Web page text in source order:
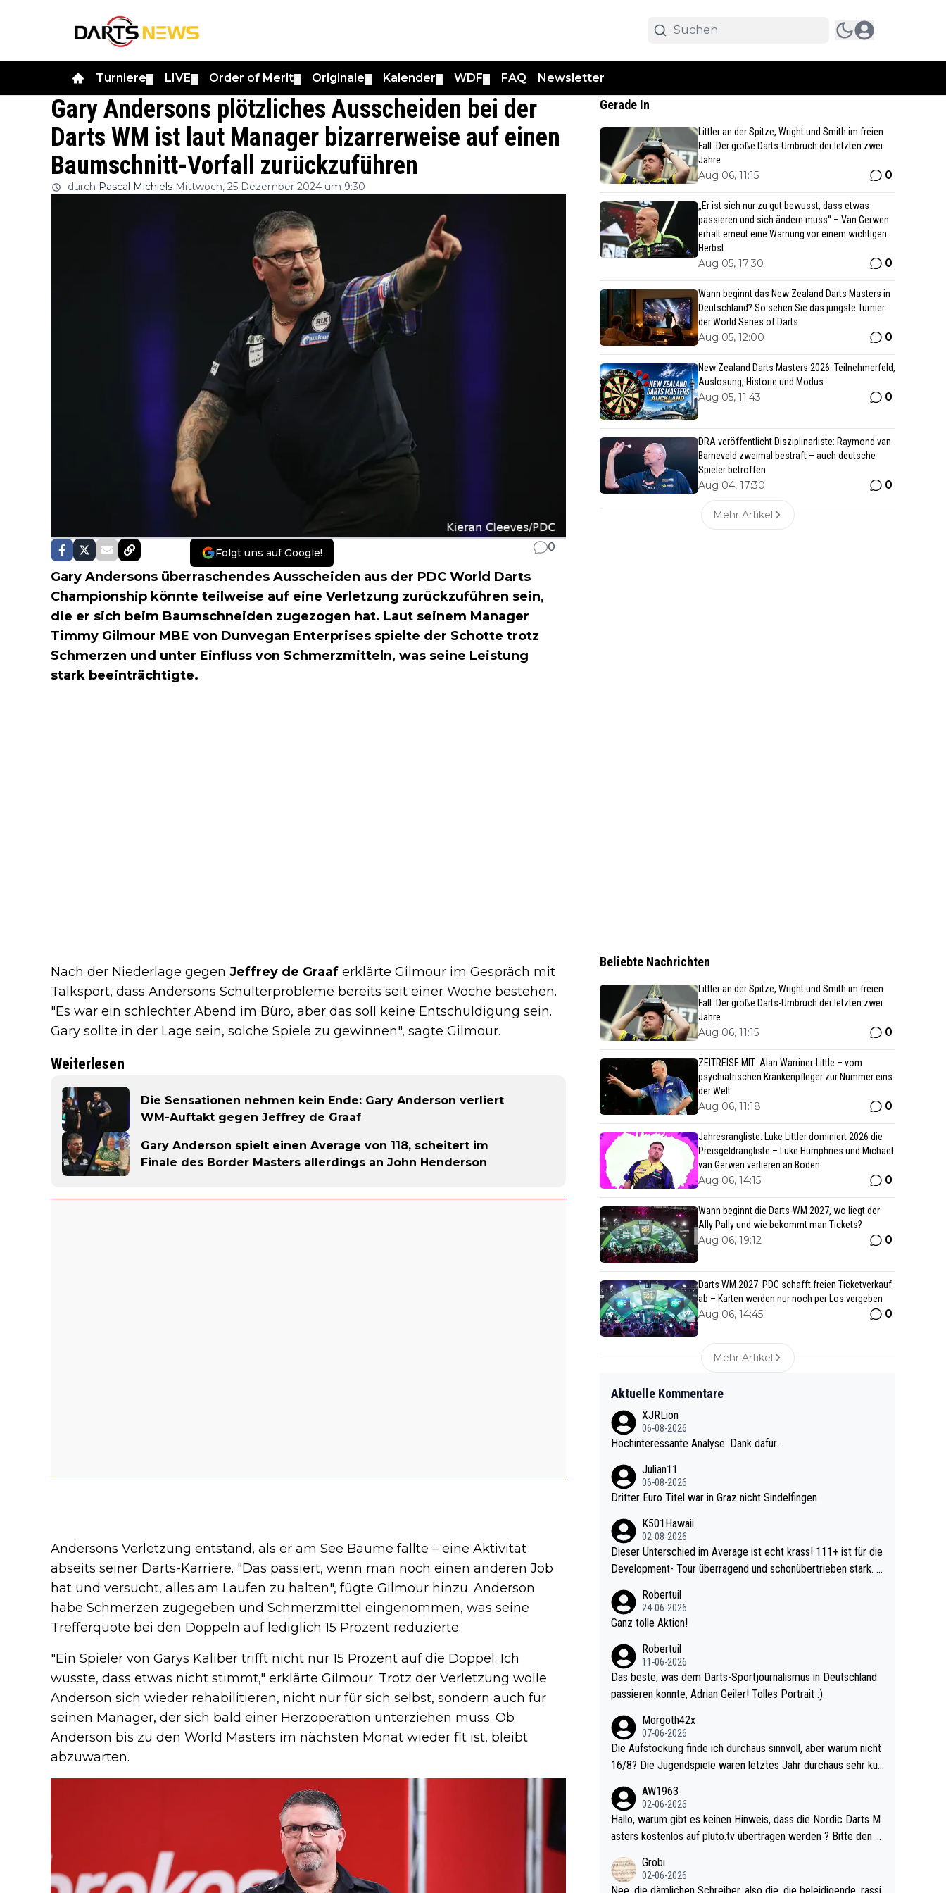
Turniere LIVE Order of Merit Originale Kalender WDF FAQ Newsletter
Gary Andersons plötzliches Ausscheiden bei der
Darts WM ist laut Manager bizarrerweise auf einen
Baumschnitt-Vorfall zurückzuführen
durch Pascal Michiels Mittwoch, 25 Dezember 2024 um 9:30
Folgt uns auf Google! 0
Gary Andersons überraschendes Ausscheiden aus der PDC World Darts
Championship könnte teilweise auf eine Verletzung zurückzuführen sein,
die er sich beim Baumschneiden zugezogen hat. Laut seinem Manager
Timmy Gilmour MBE von Dunvegan Enterprises spielte der Schotte trotz
Schmerzen und unter Einfluss von Schmerzmitteln, was seine Leistung
stark beeinträchtigte.
Nach der Niederlage gegen Jeffrey de Graaf erklärte Gilmour im Gespräch mit
Talksport, dass Andersons Schulterprobleme bereits seit einer Woche bestehen.
"Es war ein schlechter Abend im Büro, aber das soll keine Entschuldigung sein.
Gary sollte in der Lage sein, solche Spiele zu gewinnen", sagte Gilmour.
Weiterlesen
Die Sensationen nehmen kein Ende: Gary Anderson verliert
WM-Auftakt gegen Jeffrey de Graaf
Gary Anderson spielt einen Average von 118, scheitert im
Finale des Border Masters allerdings an John Henderson
Andersons Verletzung entstand, als er am See Bäume fällte – eine Aktivität
abseits seiner Darts-Karriere. "Das passiert, wenn man noch einen anderen Job
hat und versucht, alles am Laufen zu halten", fügte Gilmour hinzu. Anderson
habe Schmerzen zugegeben und Schmerzmittel eingenommen, was seine
Trefferquote bei den Doppeln auf lediglich 15 Prozent reduzierte.
"Ein Spieler von Garys Kaliber trifft nicht nur 15 Prozent auf die Doppel. Ich
wusste, dass etwas nicht stimmt," erklärte Gilmour. Trotz der Verletzung wolle
Anderson sich wieder rehabilitieren, nicht nur für sich selbst, sondern auch für
seinen Manager, der sich bald einer Herzoperation unterziehen muss. Ob
Anderson bis zu den World Masters im nächsten Monat wieder fit ist, bleibt
abzuwarten.
Gerade In
Littler an der Spitze, Wright und Smith im freien
Fall: Der große Darts-Umbruch der letzten zwei
Jahre
Aug 06, 11:15 0
„Er ist sich nur zu gut bewusst, dass etwas
passieren und sich ändern muss“ – Van Gerwen
erhält erneut eine Warnung vor einem wichtigen
Herbst
Aug 05, 17:30 0
Wann beginnt das New Zealand Darts Masters in
Deutschland? So sehen Sie das jüngste Turnier
der World Series of Darts
Aug 05, 12:00 0
New Zealand Darts Masters 2026: Teilnehmerfeld,
Auslosung, Historie und Modus
Aug 05, 11:43 0
DRA veröffentlicht Disziplinarliste: Raymond van
Barneveld zweimal bestraft – auch deutsche
Spieler betroffen
Aug 04, 17:30 0
Mehr Artikel
Beliebte Nachrichten
Littler an der Spitze, Wright und Smith im freien
Fall: Der große Darts-Umbruch der letzten zwei
Jahre
Aug 06, 11:15 0
ZEITREISE MIT: Alan Warriner-Little – vom
psychiatrischen Krankenpfleger zur Nummer eins
der Welt
Aug 06, 11:18 0
Jahresrangliste: Luke Littler dominiert 2026 die
Preisgeldrangliste – Luke Humphries und Michael
van Gerwen verlieren an Boden
Aug 06, 14:15 0
Wann beginnt die Darts-WM 2027, wo liegt der
Ally Pally und wie bekommt man Tickets?
Aug 06, 19:12 0
Darts WM 2027: PDC schafft freien Ticketverkauf
ab – Karten werden nur noch per Los vergeben
Aug 06, 14:45 0
Mehr Artikel
Aktuelle Kommentare
XJRLion
06-08-2026
Hochinteressante Analyse. Dank dafür.
Julian11
06-08-2026
Dritter Euro Titel war in Graz nicht Sindelfingen
K501Hawaii
02-08-2026
Dieser Unterschied im Average ist echt krass! 111+ ist für die
Development- Tour überragend und schonübertrieben stark. U
e mal 40+ erst recht. Da gewinnst keinen Blumentopf - ist ja n
och krasser wie ein Pokalspiel eines Kreisligisten vs einem Bu
Robertuil
24-06-2026
Ganz tolle Aktion!
Robertuil
11-06-2026
Das beste, was dem Darts-Sportjournalismus in Deutschland
passieren konnte, Adrian Geiler! Tolles Portrait :).
Morgoth42x
07-06-2026
Die Aufstockung finde ich durchaus sinnvoll, aber warum nicht
16/8? Die Jugendspiele waren letztes Jahr durchaus sehr kur
l. Allerdings ist Mitchell Lawrie als Nummer 1 der Welt eh quali
fiziert. Somit ändert die automatische Qualifikation des Weltm
eisters erstmal nichts. Ich denke sie wollen damit für nächste
d wohl wenig WDF Turniere spielen. Dies war bei Archie Self l
etztes Jahr der Fall. Er musste als amtierender Weltmeister d
AW1963
02-06-2026
Hallo, warum gibt es keinen Hinweis, dass die Nordic Darts M
asters kostenlos auf pluto.tv übertragen werden ? Bitte den A
Grobi
02-06-2026